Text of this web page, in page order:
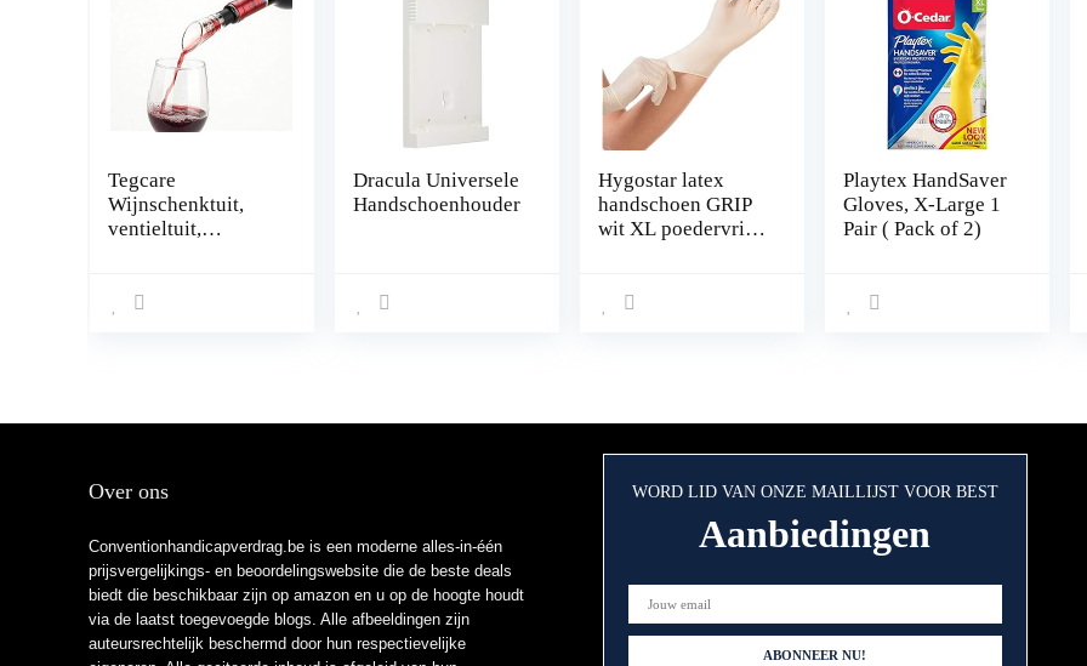
Tegcare
Wijnschenktuit,
ventieltuit,
2, 40,01 g
Dracula Universele
Handschoenhouder
Hygostar latex
handschoen GRIP
wit XL poedervrij,
Playtex HandSaver
Gloves, X-Large 1
Pair ( Pack of 2)
Over ons
Conventionhandicapverdrag.be is een moderne alles-in-één
prijsvergelijkings- en beoordelingswebsite die de beste deals
biedt die beschikbaar zijn op amazon en u op de hoogte houdt
via de laatst toegevoegde blogs. Alle afbeeldingen zijn
auteursrechtelijk beschermd door hun respectievelijke
WORD LID VAN ONZE MAILLIJST VOOR BEST
Aanbiedingen